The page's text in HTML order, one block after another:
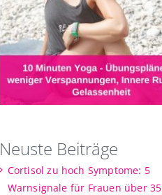
Neuste Beiträge
Cortisol zu hoch Symptome: 5
Warnsignale für Frauen über 35